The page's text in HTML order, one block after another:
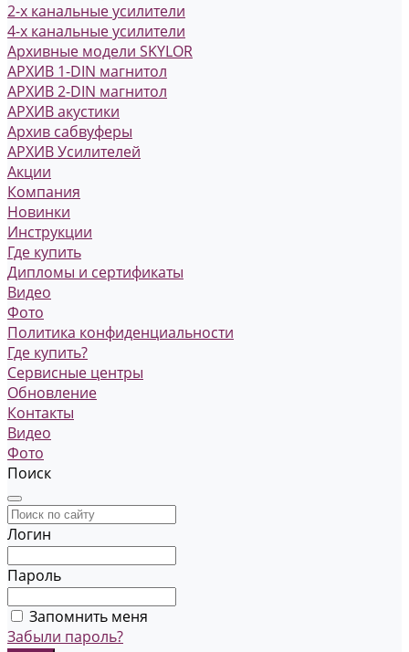
2-х канальные усилители
4-х канальные усилители
Архивные модели SKYLOR
АРХИВ 1-DIN магнитол
АРХИВ 2-DIN магнитол
АРХИВ акустики
Архив сабвуферы
АРХИВ Усилителей
Акции
Компания
Новинки
Инструкции
Где купить
Дипломы и сертификаты
Видео
Фото
Политика конфиденциальности
Где купить?
Сервисные центры
Обновление
Контакты
Видео
Фото
Поиск
Логин
Пароль
Запомнить меня
Забыли пароль?